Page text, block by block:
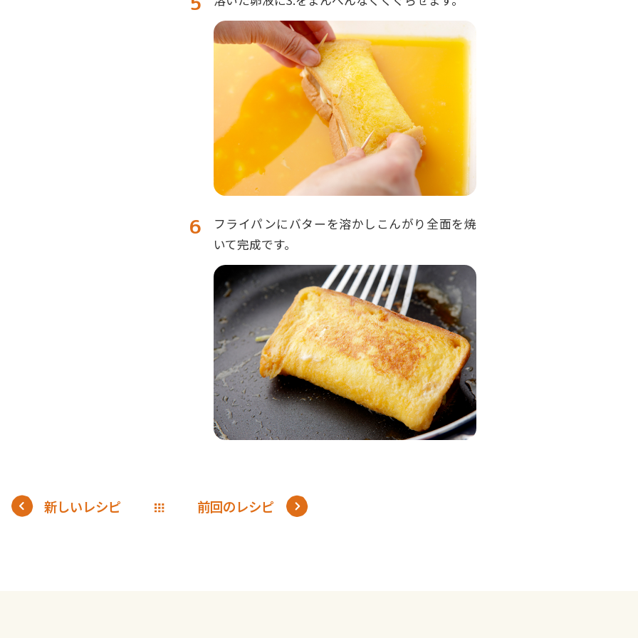
フライパンにバターを溶かしこんがり全面を焼
いて完成です。
新しいレシピ 前回のレシピ